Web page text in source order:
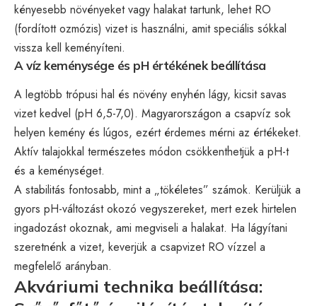
kényesebb növényeket vagy halakat tartunk, lehet RO
(fordított ozmózis) vizet is használni, amit speciális sókkal
vissza kell keményíteni.
A víz keménysége és pH értékének beállítása
A legtöbb trópusi hal és növény enyhén lágy, kicsit savas
vizet kedvel (pH 6,5-7,0). Magyarországon a csapvíz sok
helyen kemény és lúgos, ezért érdemes mérni az értékeket.
Aktív talajokkal természetes módon csökkenthetjük a pH-t
és a keménységet.
A stabilitás fontosabb, mint a „tökéletes” számok. Kerüljük a
gyors pH-változást okozó vegyszereket, mert ezek hirtelen
ingadozást okoznak, ami megviseli a halakat. Ha lágyítani
szeretnénk a vizet, keverjük a csapvizet RO vízzel a
megfelelő arányban.
Akváriumi technika beállítása: